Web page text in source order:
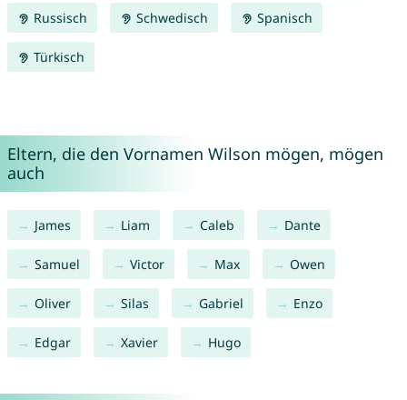
Russisch Schwedisch Spanisch
Türkisch
Eltern, die den Vornamen Wilson mögen, mögen
auch
James Liam Caleb Dante
Samuel Victor Max Owen
Oliver Silas Gabriel Enzo
Edgar Xavier Hugo